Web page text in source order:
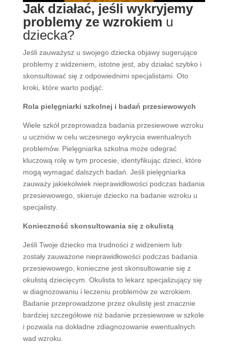
Jak działać, jeśli wykryjemy
problemy ze wzrokiem u
dziecka?
Jeśli zauważysz u swojego dziecka objawy sugerujące
problemy z widzeniem, istotne jest, aby działać szybko i
skonsultować się z odpowiednimi specjalistami. Oto
kroki, które warto podjąć:
Rola pielęgniarki szkolnej i badań przesiewowych
Wiele szkół przeprowadza badania przesiewowe wzroku
u uczniów w celu wczesnego wykrycia ewentualnych
problemów. Pielęgniarka szkolna może odegrać
kluczową rolę w tym procesie, identyfikując dzieci, które
mogą wymagać dalszych badań. Jeśli pielęgniarka
zauważy jakiekolwiek nieprawidłowości podczas badania
przesiewowego, skieruje dziecko na badanie wzroku u
specjalisty.
Konieczność skonsultowania się z okulistą
Jeśli Twoje dziecko ma trudności z widzeniem lub
zostały zauważone nieprawidłowości podczas badania
przesiewowego, konieczne jest skonsultowanie się z
okulistą dziecięcym. Okulista to lekarz specjalizujący się
w diagnozowaniu i leczeniu problemów ze wzrokiem.
Badanie przeprowadzone przez okulistę jest znacznie
bardziej szczegółowe niż badanie przesiewowe w szkole
i pozwala na dokładne zdiagnozowanie ewentualnych
wad wzroku.